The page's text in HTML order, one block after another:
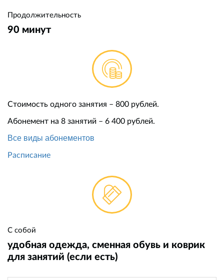
Продолжительность
90 минут
Стоимость одного занятия – 800 рублей.
Абонемент на 8 занятий – 6 400 рублей.
Все виды абонементов
Расписание
С собой
удобная одежда, сменная обувь и коврик
для занятий (если есть)